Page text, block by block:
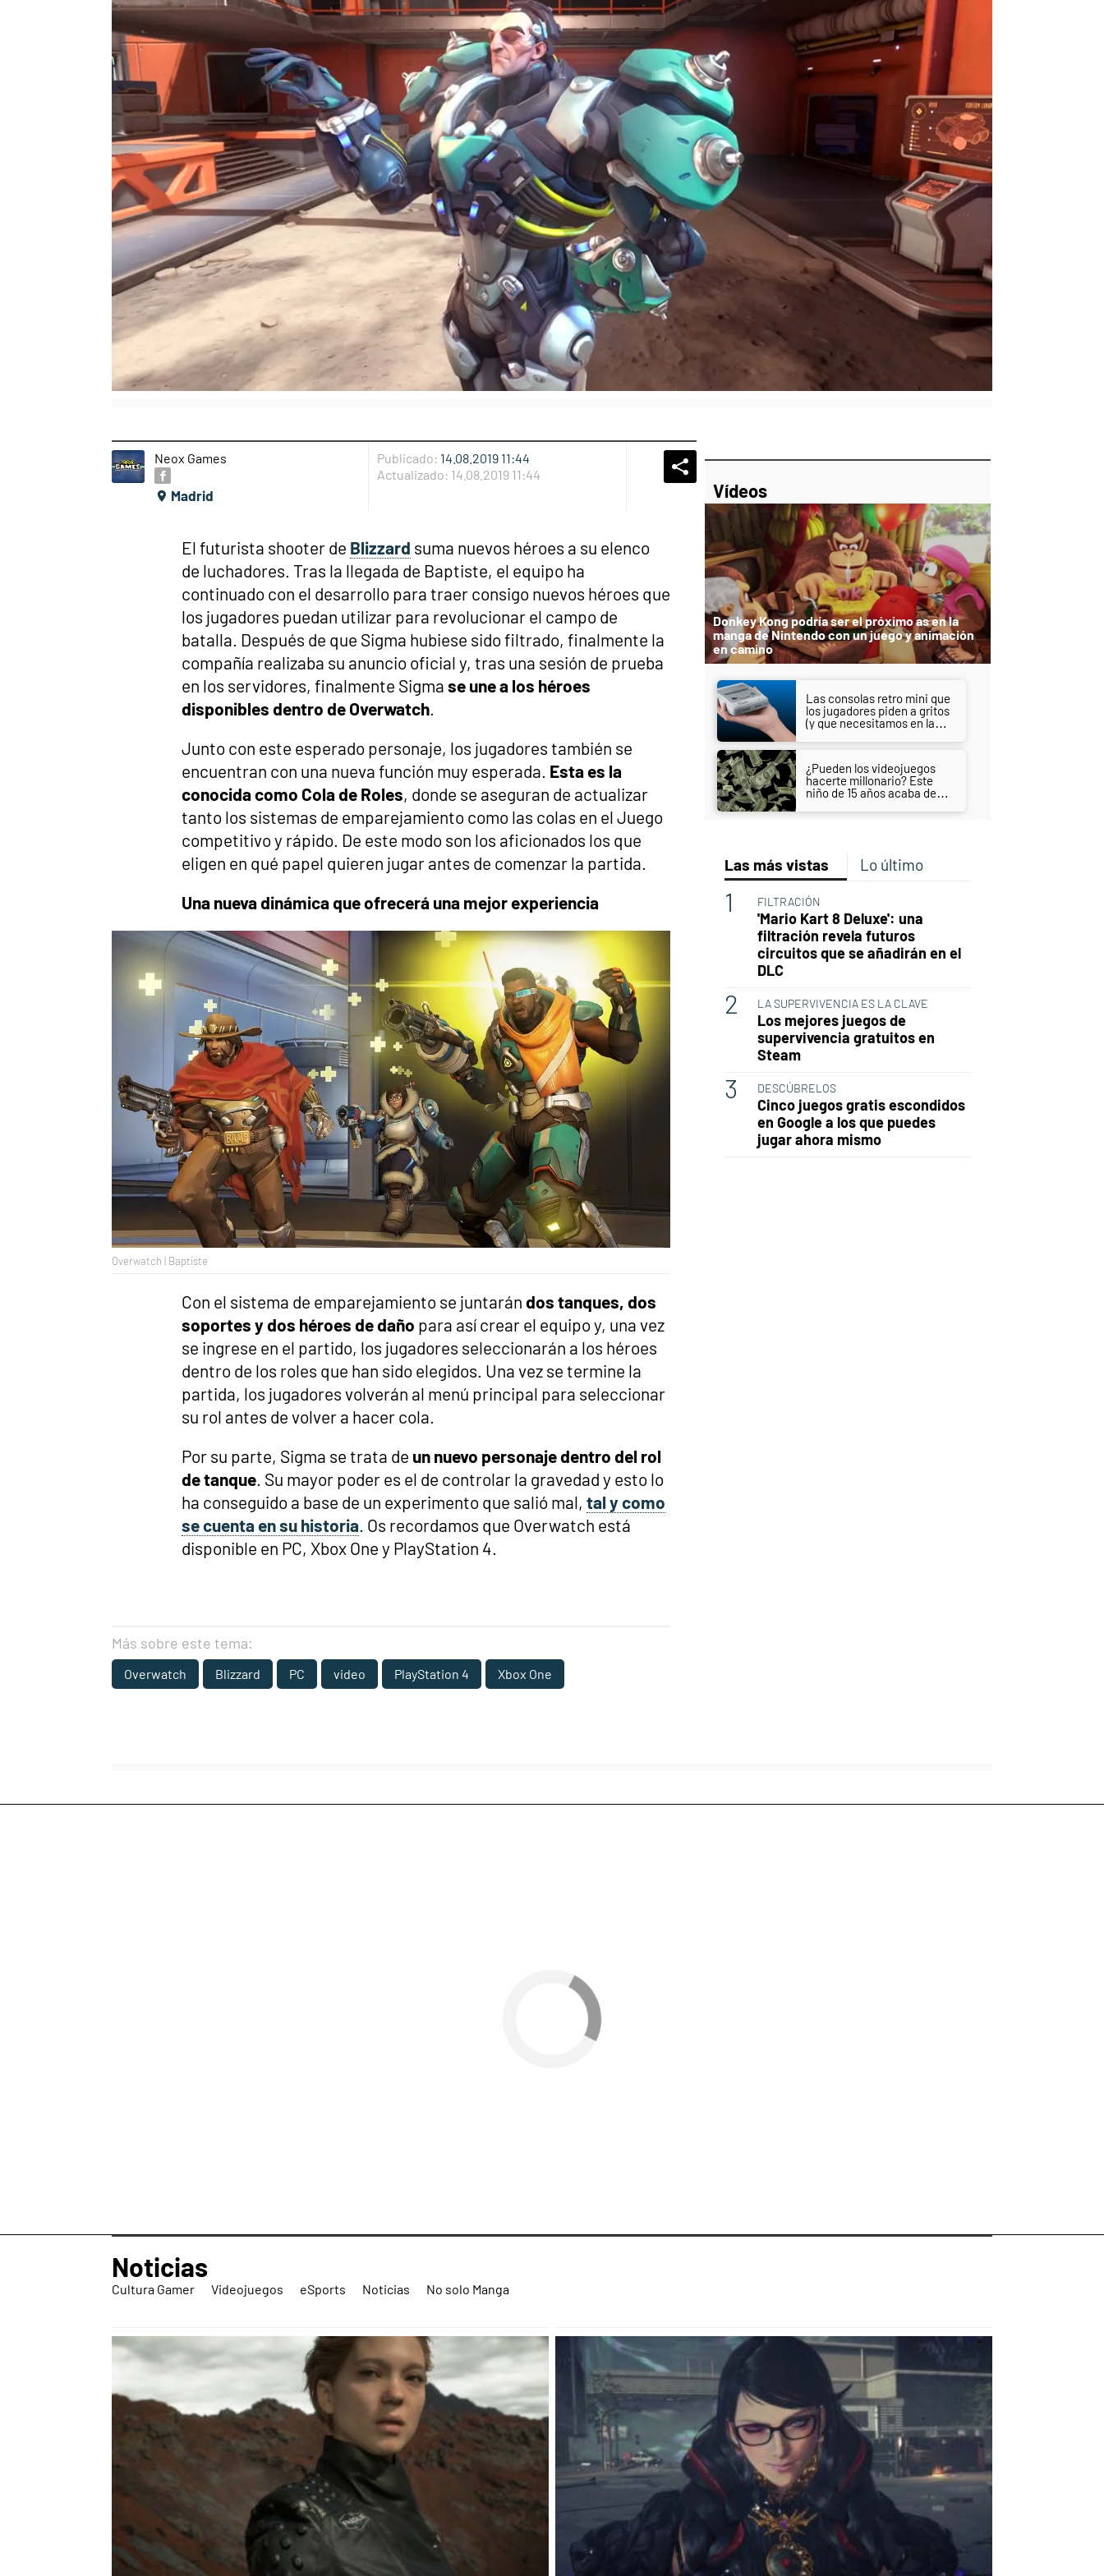
Neox Games
Madrid
Publicado: 14.08.2019 11:44
Actualizado: 14.08.2019 11:44 Whatsapp
Compartir
El futurista shooter de Blizzard suma nuevos héroes a su elenco
de luchadores. Tras la llegada de Baptiste, el equipo ha
continuado con el desarrollo para traer consigo nuevos héroes que
los jugadores puedan utilizar para revolucionar el campo de
batalla. Después de que Sigma hubiese sido filtrado, finalmente la
compañía realizaba su anuncio oficial y, tras una sesión de prueba
en los servidores, finalmente Sigma se une a los héroes
disponibles dentro de Overwatch.
Junto con este esperado personaje, los jugadores también se
encuentran con una nueva función muy esperada. Esta es la
conocida como Cola de Roles, donde se aseguran de actualizar
tanto los sistemas de emparejamiento como las colas en el Juego
competitivo y rápido. De este modo son los aficionados los que
eligen en qué papel quieren jugar antes de comenzar la partida.
Una nueva dinámica que ofrecerá una mejor experiencia
Overwatch | Baptiste
Con el sistema de emparejamiento se juntarán dos tanques, dos
soportes y dos héroes de daño para así crear el equipo y, una vez
se ingrese en el partido, los jugadores seleccionarán a los héroes
dentro de los roles que han sido elegidos. Una vez se termine la
partida, los jugadores volverán al menú principal para seleccionar
su rol antes de volver a hacer cola.
Por su parte, Sigma se trata de un nuevo personaje dentro del rol
de tanque . Su mayor poder es el de controlar la gravedad y esto lo
ha conseguido a base de un experimento que salió mal, tal y como
se cuenta en su historia . Os recordamos que Overwatch está
disponible en PC, Xbox One y PlayStation 4.
Más sobre este tema:
Overwatch Blizzard PC video PlayStation 4 Xbox One
Vídeos
Donkey Kong podría ser el próximo as en la
manga de Nintendo con un juego y animación
en camino
Las consolas retro mini que
los jugadores piden a gritos
(y que necesitamos en la
¿Pueden los videojuegos
hacerte millonario? Este
niño de 15 años acaba de
Las más vistas Lo último
FILTRACIÓN
'Mario Kart 8 Deluxe': una
filtración revela futuros
circuitos que se añadirán en el
DLC
LA SUPERVIVENCIA ES LA CLAVE
Los mejores juegos de
supervivencia gratuitos en
Steam
DESCÚBRELOS
Cinco juegos gratis escondidos
en Google a los que puedes
jugar ahora mismo
Noticias
Cultura Gamer Videojuegos eSports Noticias No solo Manga